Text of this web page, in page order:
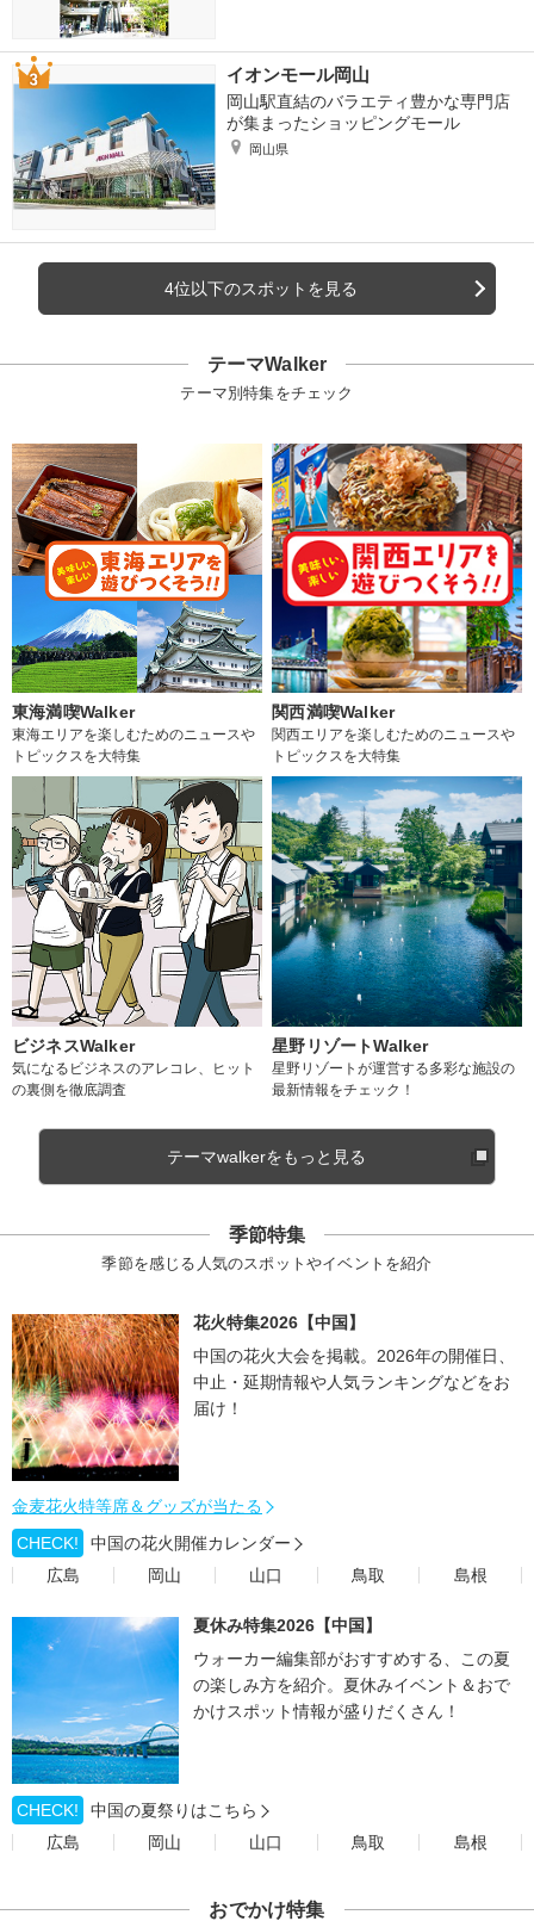
イオンモール岡山
岡山駅直結のバラエティ豊かな専門店
が集まったショッピングモール
岡山県
4位以下のスポットを見る
テーマWalker
テーマ別特集をチェック
東海満喫Walker
東海エリアを楽しむためのニュースや
トピックスを大特集
関西満喫Walker
関西エリアを楽しむためのニュースや
トピックスを大特集
ビジネスWalker
気になるビジネスのアレコレ、ヒット
の裏側を徹底調査
星野リゾートWalker
星野リゾートが運営する多彩な施設の
最新情報をチェック！
テーマwalkerをもっと見る
季節特集
季節を感じる人気のスポットやイベントを紹介
花火特集2026【中国】
中国の花火大会を掲載。2026年の開催日、
中止・延期情報や人気ランキングなどをお
届け！
金麦花火特等席＆グッズが当たる
CHECK!
中国の花火開催カレンダー
広島
岡山 山口 鳥取 島根
夏休み特集2026【中国】
ウォーカー編集部がおすすめする、この夏
の楽しみ方を紹介。夏休みイベント＆おで
かけスポット情報が盛りだくさん！
CHECK!
中国の夏祭りはこちら
広島
岡山 山口 鳥取 島根
おでかけ特集